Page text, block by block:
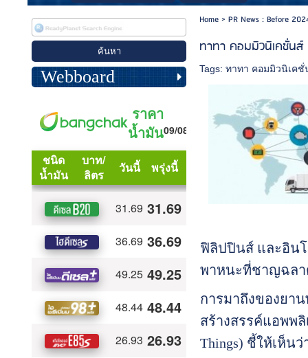
Webboard
Home> PR News : Before
ทาทา คอมมิวนิเคชั่นส์
Tags:ทาทา คอมมิวนิเคชั่
ฟิลิปปินส์ และอิน
พาหนะที่ชาญฉล
การมาถึงของยา
สร้างสรรค์แอพพลิ
Things) ชี้ให้เห็น